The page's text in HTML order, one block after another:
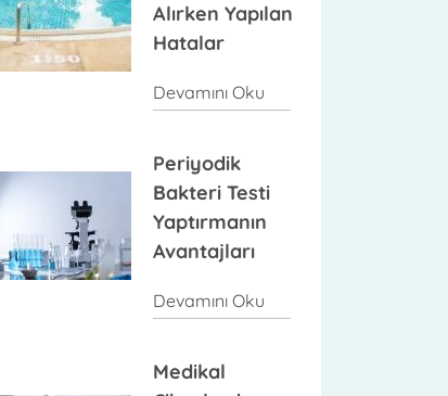
Alırken Yapılan
Hatalar
Devamını Oku
Periyodik
Bakteri Testi
Yaptırmanın
Avantajları
Devamını Oku
Medikal